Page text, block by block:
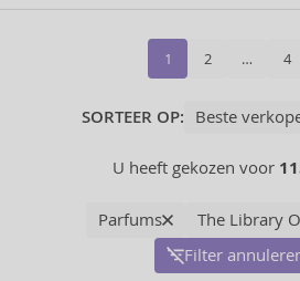
1 2 … 4
SORTEER OP:
U heeft gekozen voor
Parfums
The Library
Filter